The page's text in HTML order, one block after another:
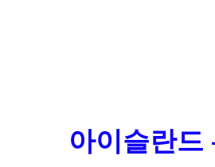
아이슬란드